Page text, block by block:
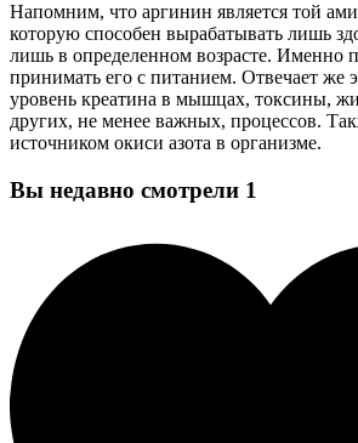
Напомним, что аргинин является той
которую способен вырабатывать лишь
лишь в определенном возрасте. Именно
принимать его с питанием. Отвечает же
уровень креатина в мышцах, токсины,
других, не менее важных, процессов.
источником окиси азота в организме.
Вы недавно смотрели 1